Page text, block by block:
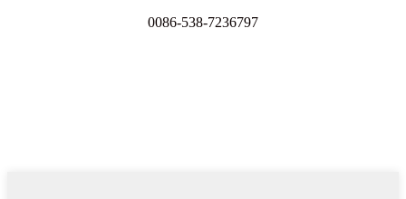
0086-538-7236797